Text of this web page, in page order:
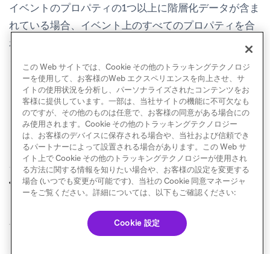
イベントのプロパティの1つ以上に階層化データが含ま
れている場合、イベント上のすべてのプロパティを合
わせた最大ペイロードは100 KBです。そのサイズ制限
を超えるリクエストは拒否されます。
前へ カスタムイベントプ
ロパティ
次へ 推奨イベント
© Braze. All Rights Reserved Privacy Policy
この Web サイトでは、Cookie その他のトラッキングテクノロジ
ーを使用して、お客様のWeb エクスペリエンスを向上させ、サ
イトの使用状況を分析し、パーソナライズされたコンテンツをお
客様に提供しています。一部は、当社サイトの機能に不可欠なも
のですが、その他のものは任意で、お客様の同意がある場合にの
み使用されます。Cookie その他のトラッキングテクノロジー
は、お客様のデバイスに保存される場合や、当社および信頼でき
るパートナーによって設置される場合があります。この Web サ
イト上で Cookie その他のトラッキングテクノロジーが使用され
る方法に関する情報を知りたい場合や、お客様の設定を変更する
場合 (いつでも変更が可能です)、当社の Cookie 同意マネージャ
ーをご覧ください。詳細については、以下もご確認ください:
Cookie 設定